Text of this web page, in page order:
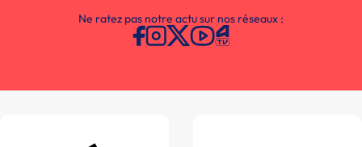
Ne ratez pas notre actu sur nos réseaux :